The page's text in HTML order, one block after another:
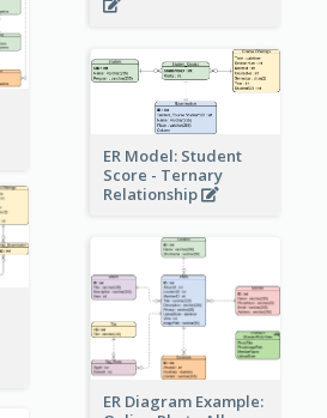
ER Model: Student
Score - Ternary
Relationship
ER Diagram Example: